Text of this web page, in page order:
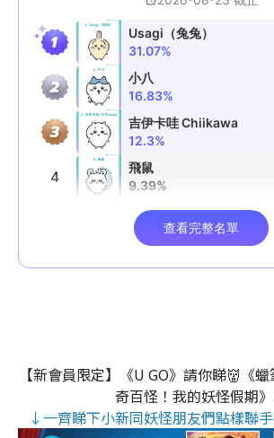
【新會員限定】《U GO》請你睇👹《
奇百怪！我的妖怪假期》
↓一齊睇下小新同妖怪朋友們點樣聯